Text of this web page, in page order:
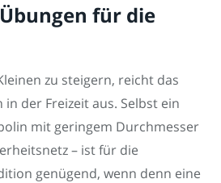
für die
zu steigern, reicht das
der Freizeit aus. Selbst ein
mit geringem Durchmesser
– ist für die
genügend, wenn denn eine